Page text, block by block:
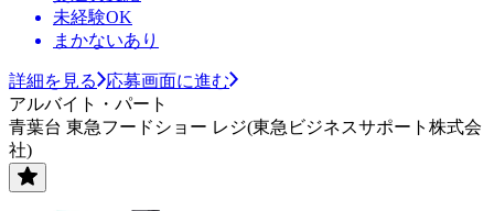
未経験OK
まかないあり
詳細を見る
応募画面に進む
アルバイト・パート
青葉台 東急フードショー レジ(東急ビジネスサポート株式会
社)